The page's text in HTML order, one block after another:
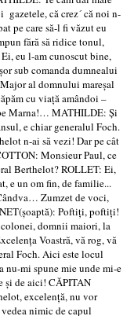
gazetele, că crez´ că noi n-
pe care să-l fi văzut eu
fără să ridice tonul,
eu l-am cunoscut bine,
sub comanda dumnealui
al domnului mareşal
cu viaţă amândoi –
Marna!… MATHILDE: Şi
e chiar generalul Foch.
n-ai să vezi! Dar pe cât
Monsieur Paul, ce
Berthelot? ROLLET: Ei,
e un om fin, de familie...
Zumzet de voci,
Poftiţi, poftiţi!
domnii maiori, la
Voastră, vă rog, vă
Foch. Aici este locul
nu-mi spune mie unde mi-e
şi de aici! CĂPITAN
excelenţă, nu vor
nimic de capul